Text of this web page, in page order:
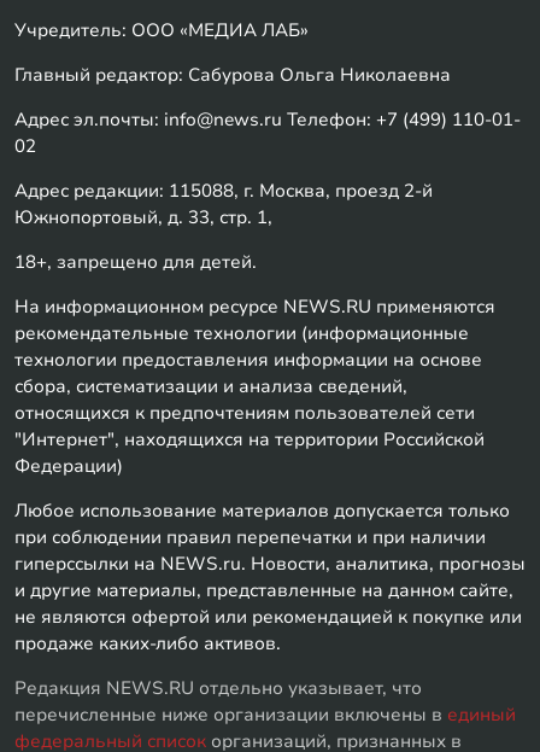
Учредитель: ООО «МЕДИА ЛАБ»
Главный редактор: Сабурова Ольга Николаевна
Адрес эл.почты: info@news.ru Телефон: +7 (499) 110-01-
02
Адрес редакции: 115088, г. Москва, проезд 2-й
Южнопортовый, д. 33, стр. 1,
18+, запрещено для детей.
На информационном ресурсе NEWS.RU применяются
рекомендательные технологии (информационные
технологии предоставления информации на основе
сбора, систематизации и анализа сведений,
относящихся к предпочтениям пользователей сети
"Интернет", находящихся на территории Российской
Федерации)
Любое использование материалов допускается только
при соблюдении правил перепечатки и при наличии
гиперссылки на NEWS.ru. Новости, аналитика, прогнозы
и другие материалы, представленные на данном сайте,
не являются офертой или рекомендацией к покупке или
продаже каких-либо активов.
Редакция NEWS.RU отдельно указывает, что
перечисленные ниже организации включены в единый
федеральный список организаций, признанных в